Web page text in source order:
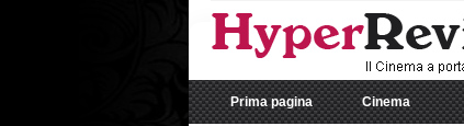
Prima pagina Cinema